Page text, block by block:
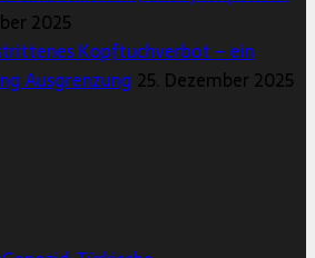
2025
Kopftuchverbot – ein
Ausgrenzung 25. Dezember 2025